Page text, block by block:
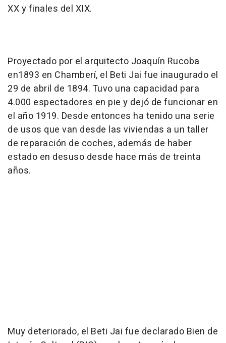
XX y finales del XIX.
Proyectado por el arquitecto Joaquín Rucoba
en1893 en Chamberí, el Beti Jai fue inaugurado el
29 de abril de 1894. Tuvo una capacidad para
4.000 espectadores en pie y dejó de funcionar en
el año 1919. Desde entonces ha tenido una serie
de usos que van desde las viviendas a un taller
de reparación de coches, además de haber
estado en desuso desde hace más de treinta
años.
Muy deteriorado, el Beti Jai fue declarado Bien de